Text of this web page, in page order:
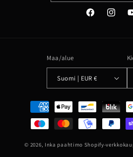
Facebook
Maa/alue
Suomi | EUR €
Maksutavat
© 2026, Inka paahtimo Shopify-